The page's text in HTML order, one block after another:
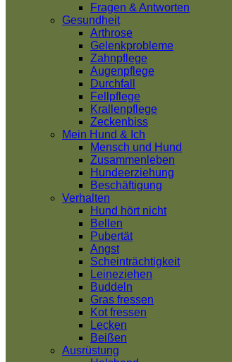
Fragen & Antworten
Gesundheit
Arthrose
Gelenkprobleme
Zahnpflege
Augenpflege
Durchfall
Fellpflege
Krallenpflege
Zeckenbiss
Mein Hund & Ich
Mensch und Hund
Zusammenleben
Hundeerziehung
Beschäftigung
Verhalten
Hund hört nicht
Bellen
Pubertät
Angst
Scheinträchtigkeit
Leineziehen
Buddeln
Gras fressen
Kot fressen
Lecken
Beißen
Ausrüstung